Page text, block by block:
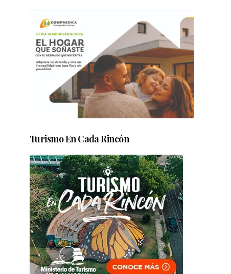
Turismo En Cada Rincón